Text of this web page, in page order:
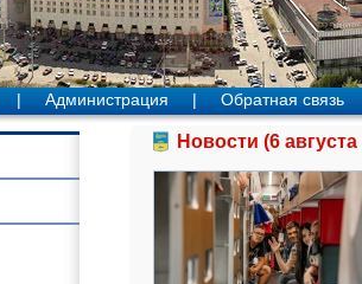
| Администрация | Обратная связь
Новости (6 августа